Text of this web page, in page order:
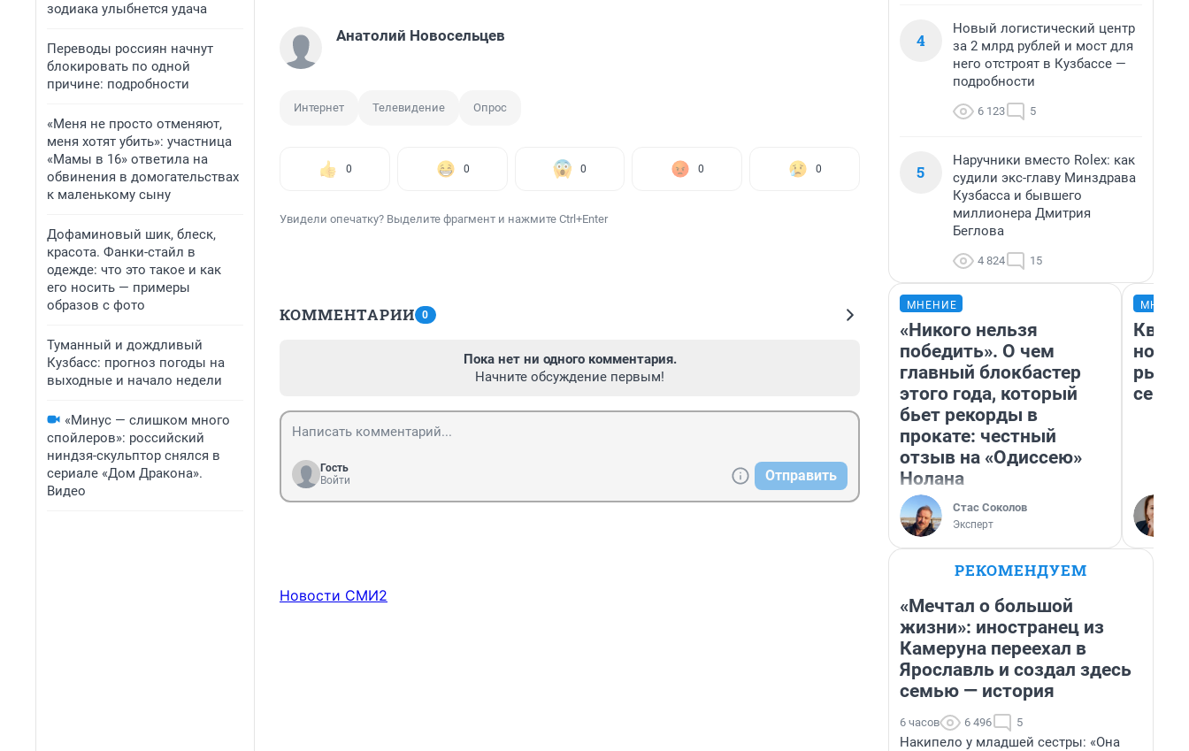
зодиака улыбнется удача
Переводы россиян начнут
блокировать по одной
причине: подробности
«Меня не просто отменяют,
меня хотят убить»: участница
«Мамы в 16» ответила на
обвинения в домогательствах
к маленькому сыну
Дофаминовый шик, блеск,
красота. Фанки-стайл в
одежде: что это такое и как
его носить — примеры
образов с фото
Туманный и дождливый
Кузбасс: прогноз погоды на
выходные и начало недели
«Минус — слишком много
спойлеров»: российский
ниндзя-скульптор снялся в
сериале «Дом Дракона».
Видео
Анатолий Новосельцев
Интернет Телевидение Опрос
0 0 0 0 0
Увидели опечатку? Выделите фрагмент и нажмите Ctrl+Enter
КОММЕНТАРИИ 0
Пока нет ни одного комментария.
Начните обсуждение первым!
Гость
Войти
Отправить
Новости СМИ2
4
Новый логистический центр
за 2 млрд рублей и мост для
него отстроят в Кузбассе —
подробности
6 123 5
5
Наручники вместо Rolex: как
судили экс-главу Минздрава
Кузбасса и бывшего
миллионера Дмитрия
Беглова
4 824 15
МНЕНИЕ
«Никого нельзя
победить». О чем
главный блокбастер
этого года, который
бьет рекорды в
прокате: честный
отзыв на «Одиссею»
Нолана
Стас Соколов
Эксперт
но
РЕКОМЕНДУЕМ
«Мечтал о большой
жизни»: иностранец из
Камеруна переехал в
Ярославль и создал здесь
семью — история
6 часов 6 496 5
Накипело у младшей сестры: «Она